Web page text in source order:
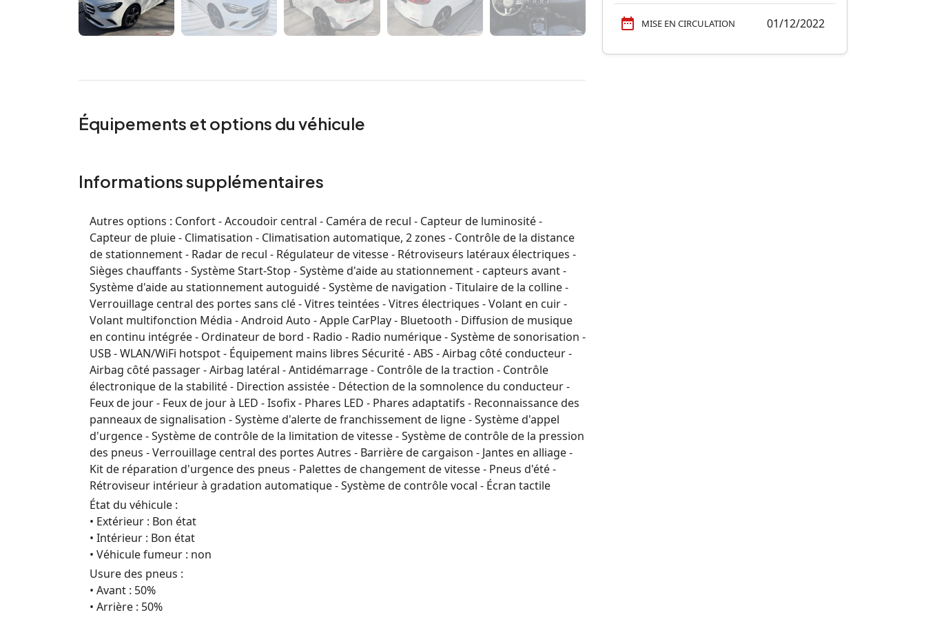
Équipements et options du véhicule
Informations supplémentaires
Autres options : Confort - Accoudoir central - Caméra de recul - Capteur de luminosité -
Capteur de pluie - Climatisation - Climatisation automatique, 2 zones - Contrôle de la distance
de stationnement - Radar de recul - Régulateur de vitesse - Rétroviseurs latéraux électriques -
Sièges chauffants - Système Start-Stop - Système d'aide au stationnement - capteurs avant -
Système d'aide au stationnement autoguidé - Système de navigation - Titulaire de la colline -
Verrouillage central des portes sans clé - Vitres teintées - Vitres électriques - Volant en cuir -
Volant multifonction Média - Android Auto - Apple CarPlay - Bluetooth - Diffusion de musique
en continu intégrée - Ordinateur de bord - Radio - Radio numérique - Système de sonorisation -
USB - WLAN/WiFi hotspot - Équipement mains libres Sécurité - ABS - Airbag côté conducteur -
Airbag côté passager - Airbag latéral - Antidémarrage - Contrôle de la traction - Contrôle
électronique de la stabilité - Direction assistée - Détection de la somnolence du conducteur -
Feux de jour - Feux de jour à LED - Isofix - Phares LED - Phares adaptatifs - Reconnaissance des
panneaux de signalisation - Système d'alerte de franchissement de ligne - Système d'appel
d'urgence - Système de contrôle de la limitation de vitesse - Système de contrôle de la pression
des pneus - Verrouillage central des portes Autres - Barrière de cargaison - Jantes en alliage -
Kit de réparation d'urgence des pneus - Palettes de changement de vitesse - Pneus d'été -
Rétroviseur intérieur à gradation automatique - Système de contrôle vocal - Écran tactile
État du véhicule :
• Extérieur : Bon état
• Intérieur : Bon état
• Véhicule fumeur : non
Usure des pneus :
• Avant : 50%
• Arrière : 50%
MISE EN CIRCULATION 01/12/2022